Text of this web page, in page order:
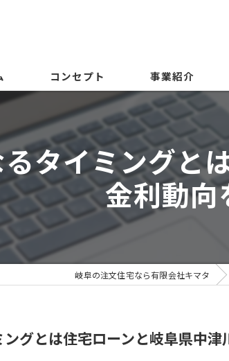
コンセプト 事業紹介
家造りまでの流れ
いろはいえの選び
地震保証付住宅と
タイミングと
金利動向
岐阜の注文住宅なら有限会社キマタ
グとは住宅ローンと岐阜県中